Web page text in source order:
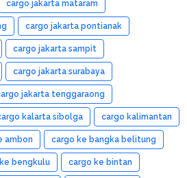
cargo jakarta mataram
cargo jakarta pontianak
cargo jakarta sampit
cargo jakarta surabaya
jakarta tenggaraong
kalarta sibolga cargo kalimantan
ambon cargo ke bangka belitung
bengkulu cargo ke bintan